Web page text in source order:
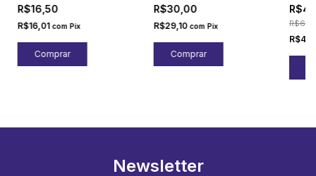
R$16,50
R$16,01 com Pix
R$30,00
R$29,10 com Pix
Newsletter